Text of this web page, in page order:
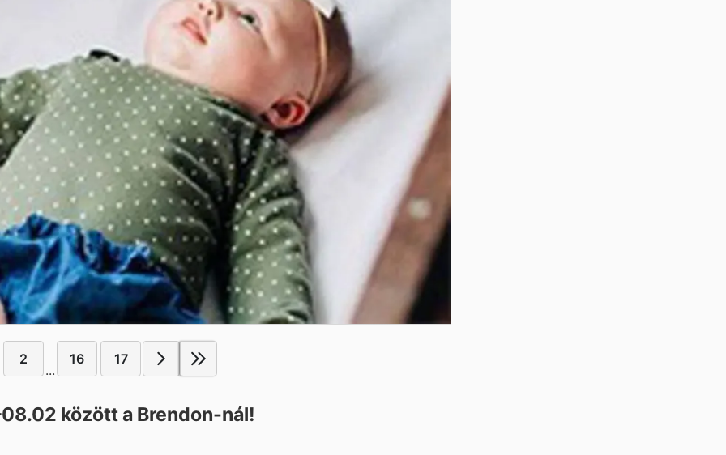
2
...
16 17
között a Brendon-nál!